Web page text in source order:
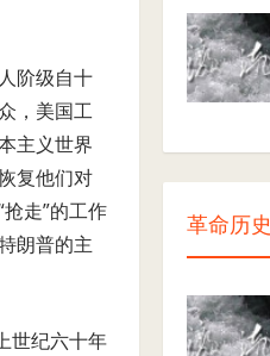
阶级自十
，美国工
主义世界
复他们对
走”的工作
朗普的主
世纪六十年
革命历史